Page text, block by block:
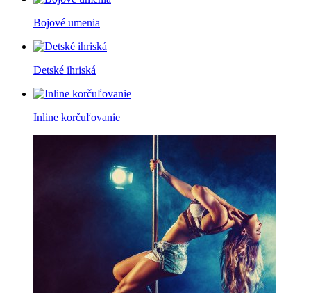
Bojové umenia
Detské ihriská
Inline korčuľovanie